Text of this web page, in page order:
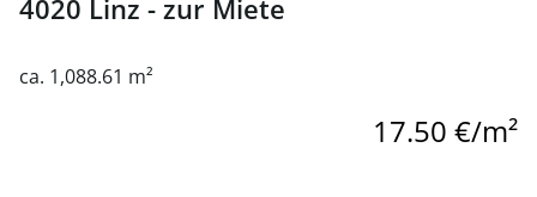
4020 Linz - zur Miete
ca. 1,088.61 m²
17.50 €/m²